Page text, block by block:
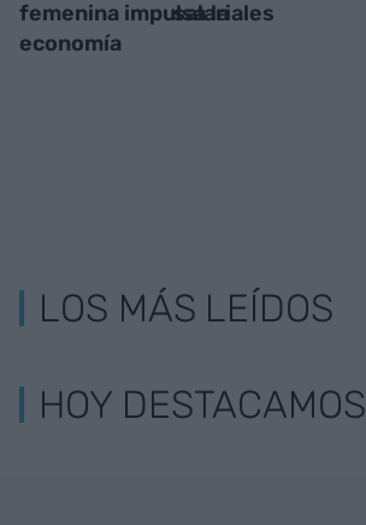
femenina impulsa la
economía
salariales
LOS MÁS LEÍDOS
HOY DESTACAMOS